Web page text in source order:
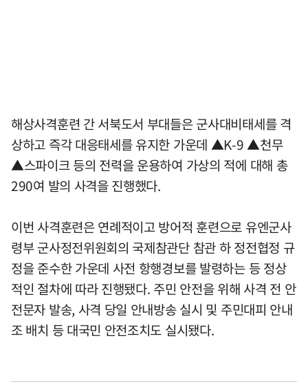
해상사격훈련 간 서북도서 부대들은 군사대비태세를 격
상하고 즉각 대응태세를 유지한 가운데 ▲K-9 ▲천무
▲스파이크 등의 전력을 운용하여 가상의 적에 대해 총
290여 발의 사격을 진행했다.
이번 사격훈련은 연례적이고 방어적 훈련으로 유엔군사
령부 군사정전위원회의 국제참관단 참관 하 정전협정 규
정을 준수한 가운데 사전 항행경보를 발령하는 등 정상
적인 절차에 따라 진행됐다. 주민 안전을 위해 사격 전 안
전문자 발송, 사격 당일 안내방송 실시 및 주민대피 안내
조 배치 등 대국민 안전조치도 실시됐다.